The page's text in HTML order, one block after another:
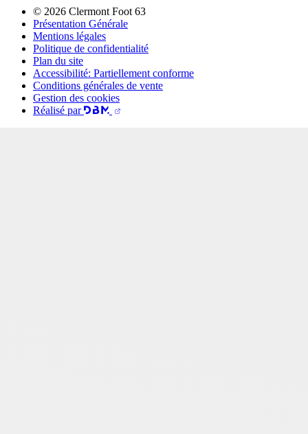
© 2026 Clermont Foot 63
Présentation Générale
Mentions légales
Politique de confidentialité
Plan du site
Accessibilité: Partiellement conforme
Conditions générales de vente
Gestion des cookies
Réalisé par